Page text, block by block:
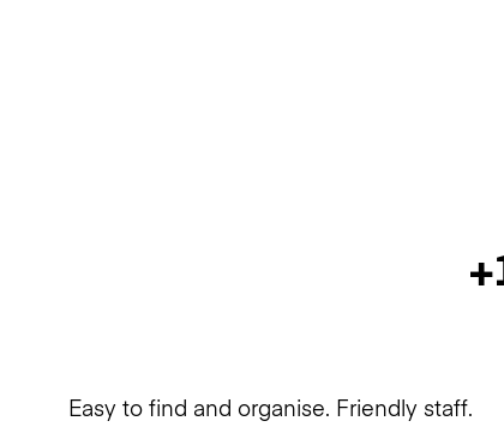
Easy to find and organise. Friendly staff.